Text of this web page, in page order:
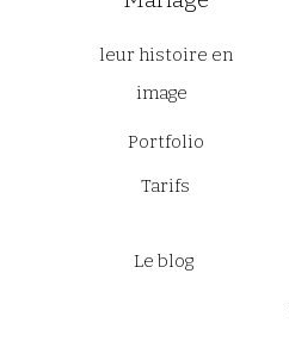
leur histoire en
image
Portfolio
Tarifs
Le blog